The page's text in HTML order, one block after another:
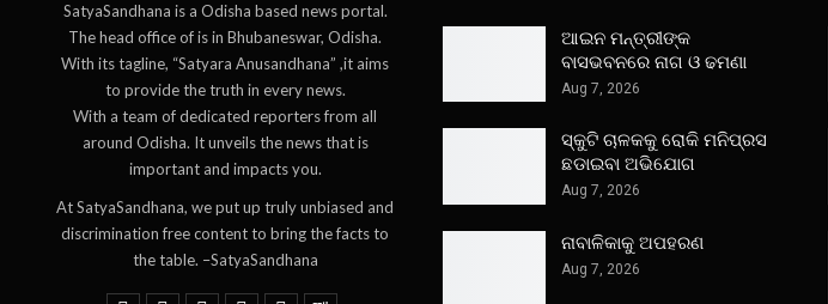
SatyaSandhana is a Odisha based news portal.
The head office of is in Bhubaneswar, Odisha.
With its tagline, “Satyara Anusandhana” ,it aims
to provide the truth in every news.
With a team of dedicated reporters from all
around Odisha. It unveils the news that is
important and impacts you.
At SatyaSandhana, we put up truly unbiased and
discrimination free content to bring the facts to
the table. –SatyaSandhana
ଆଇନ ମନ୍ତ୍ରୀଙ୍କ
ବାସଭବନରେ ନାଗ ଓ ଢମଣା
Aug 7, 2026
ସ୍କୁଟି ଚାଳକକୁ ରୋକି ମନିପ୍ରସ
ଛଡାଇବା ଅଭିଯୋଗ
Aug 7, 2026
ନାବାଳିକାକୁ ଅପହରଣ
Aug 7, 2026